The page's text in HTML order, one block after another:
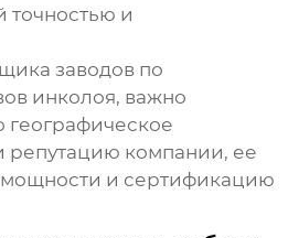
точностью и
заводов по
инколоя, важно
географическое
репутацию компании, ее
и сертификацию